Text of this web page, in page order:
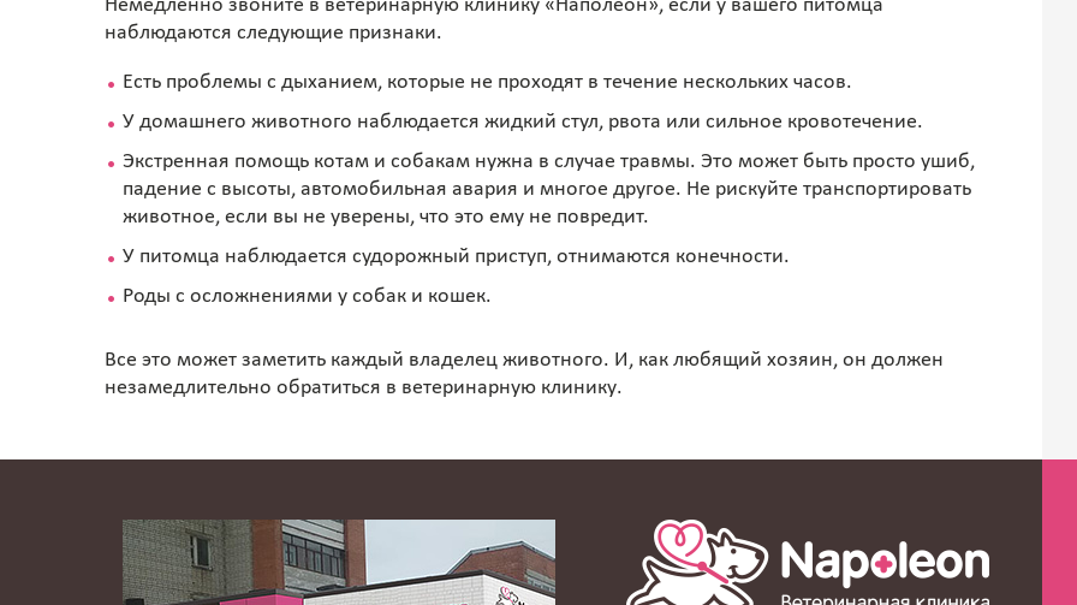
Немедленно звоните в ветеринарную клинику «Наполеон», если у вашего питомца
наблюдаются следующие признаки.
Есть проблемы с дыханием, которые не проходят в течение нескольких часов.
У домашнего животного наблюдается жидкий стул, рвота или сильное кровотечение.
Экстренная помощь котам и собакам нужна в случае травмы. Это может быть просто ушиб,
падение с высоты, автомобильная авария и многое другое. Не рискуйте транспортировать
животное, если вы не уверены, что это ему не повредит.
У питомца наблюдается судорожный приступ, отнимаются конечности.
Роды с осложнениями у собак и кошек.
Все это может заметить каждый владелец животного. И, как любящий хозяин, он должен
незамедлительно обратиться в ветеринарную клинику.